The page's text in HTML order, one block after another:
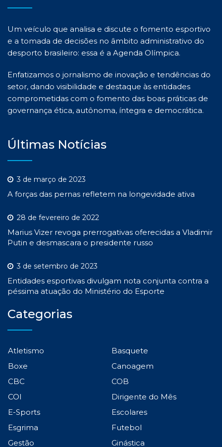
Um veículo que analisa e discute o fomento esportivo
e a tomada de decisões no âmbito administrativo do
desporto brasileiro: essa é a Agenda Olímpica.
Enfatizamos o jornalismo de inovação e tendências do
setor, dando visibilidade e destaque às entidades
comprometidas com o fomento das boas práticas de
governança ética, autônoma, íntegra e democrática.
Últimas Notícias
3 de março de 2023
A forças das pernas refletem na longevidade ativa
28 de fevereiro de 2022
Marius Vizer revoga prerrogativas oferecidas a Vladimir
Putin e desmascara o presidente russo
3 de setembro de 2023
Entidades esportivas divulgam nota conjunta contra a
péssima atuação do Ministério do Esporte
Categorias
Atletismo
Basquete
Boxe
Canoagem
CBC
COB
COI
Dirigente do Mês
E-Sports
Escolares
Esgrima
Futebol
Gestão
Ginástica